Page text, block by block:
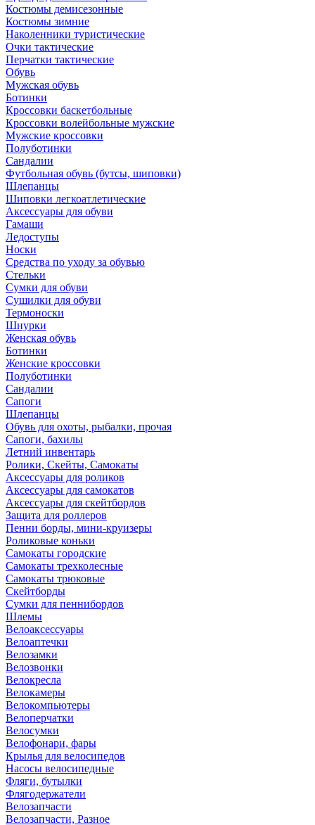
Костюмы демисезонные
Костюмы зимние
Наколенники туристические
Очки тактические
Перчатки тактические
Обувь
Мужская обувь
Ботинки
Кроссовки баскетбольные
Кроссовки волейбольные мужские
Мужские кроссовки
Полуботинки
Сандалии
Футбольная обувь (бутсы, шиповки)
Шлепанцы
Шиповки легкоатлетические
Аксессуары для обуви
Гамаши
Ледоступы
Носки
Средства по уходу за обувью
Стельки
Сумки для обуви
Сушилки для обуви
Термоноски
Шнурки
Женская обувь
Ботинки
Женские кроссовки
Полуботинки
Сандалии
Сапоги
Шлепанцы
Обувь для охоты, рыбалки, прочая
Сапоги, бахилы
Летний инвентарь
Ролики, Скейты, Самокаты
Аксессуары для роликов
Аксессуары для самокатов
Аксессуары для скейтбордов
Защита для роллеров
Пенни борды, мини-круизеры
Роликовые коньки
Самокаты городские
Самокаты трехколесные
Самокаты трюковые
Скейтборды
Сумки для пеннибордов
Шлемы
Велоаксессуары
Велоаптечки
Велозамки
Велозвонки
Велокресла
Велокамеры
Велокомпьютеры
Велоперчатки
Велосумки
Велофонари, фары
Крылья для велосипедов
Насосы велосипедные
Фляги, бутылки
Флягодержатели
Велозапчасти
Велозапчасти, Разное